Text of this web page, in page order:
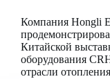
Компания Hongli
Китайской
оборудования
отрасли